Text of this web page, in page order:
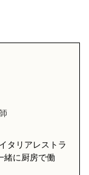
タリアレストラ
緒に厨房で働